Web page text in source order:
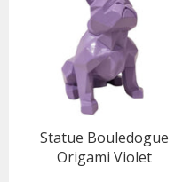
Statue Bouledogue
Origami Violet